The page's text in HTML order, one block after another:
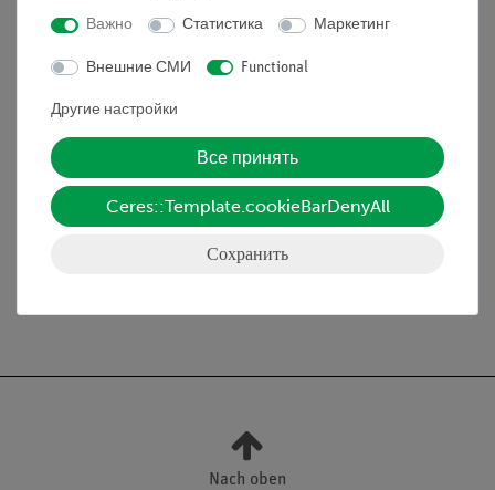
(05764-00)
Рекомендуемые
принадлежности
Nach oben
Важно Статистика Маркетинг
Внешние СМИ Functional
Другие настройки
Все принять
Ceres::Template.cookieBarDenyAll
Сохранить